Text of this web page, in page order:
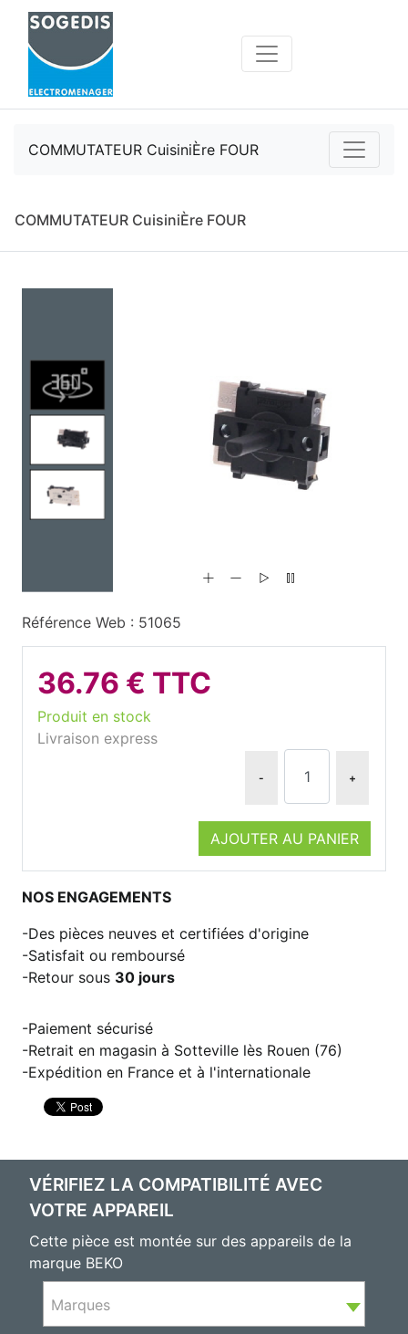
COMMUTATEUR CuisiniÈre FOUR
COMMUTATEUR CuisiniÈre FOUR
Référence Web : 51065
36.76 € TTC
Produit en stock
Livraison express
- +
AJOUTER AU PANIER
NOS ENGAGEMENTS
Des pièces neuves et certifiées d'origine
Satisfait ou remboursé
Retour sous 30 jours
Paiement sécurisé
Retrait en magasin à Sotteville lès Rouen (76)
Expédition en France et à l'internationale
VÉRIFIEZ LA COMPATIBILITÉ AVEC
VOTRE APPAREIL
Cette pièce est montée sur des appareils de la
marque BEKO
Marques